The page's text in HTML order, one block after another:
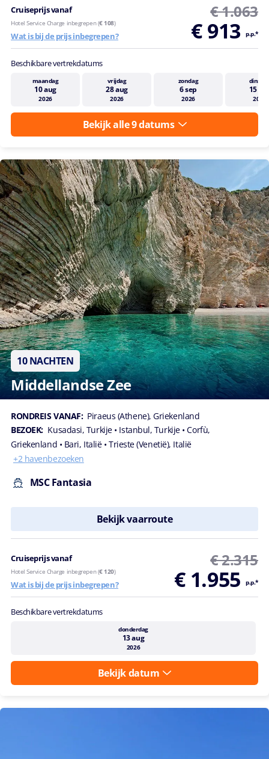
Cruiseprijs vanaf € 1.063
€ 913 p.p.*
Hotel Service Charge inbegrepen (€ 108)
Wat is bij de prijs inbegrepen?
Beschikbare vertrekdatums
maandag
10 aug
2026
vrijdag
28 aug
2026
zondag
6 sep
2026
15
2026
Bekijk alle 9 datums
10 NACHTEN
Middellandse Zee
RONDREIS VANAF: Piraeus (Athene), Griekenland
BEZOEK: Kusadasi, Turkije • Istanbul, Turkije • Corfù,
Griekenland • Bari, Italië • Trieste (Venetië), Italië
+2 havenbezoeken
MSC Fantasia
Bekijk vaarroute
Cruiseprijs vanaf € 2.315
€ 1.955 p.p.*
Hotel Service Charge inbegrepen (€ 120)
Wat is bij de prijs inbegrepen?
Beschikbare vertrekdatums
donderdag
13 aug
2026
Bekijk datum